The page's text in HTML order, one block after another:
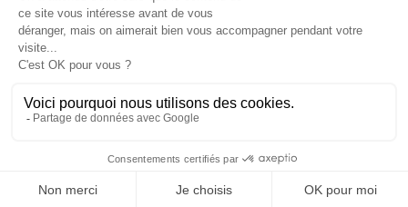
propulsé avec♥parHybride Conseil
Conditions générales de ventes
Adhérer